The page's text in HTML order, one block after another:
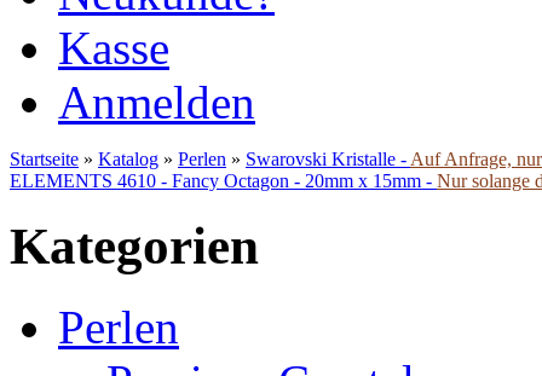
Kasse
Anmelden
Startseite » Katalog » Perlen » Swarovski Kristalle - Auf Anfrage,
ELEMENTS 4610 - Fancy Octagon - 20mm x 15mm - Nur solange
Kategorien
Perlen